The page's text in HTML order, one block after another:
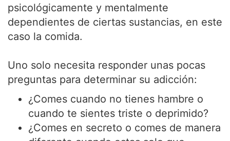
psicológicamente y mentalmente
dependientes de ciertas sustancias, en este
caso la comida.
Uno solo necesita responder unas pocas
preguntas para determinar su adicción:
¿Comes cuando no tienes hambre o
cuando te sientes triste o deprimido?
¿Comes en secreto o comes de manera